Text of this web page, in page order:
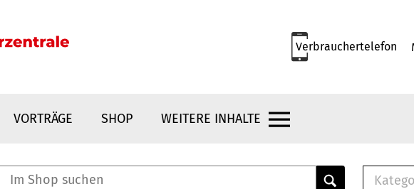
Verbrauchertelefon
VORTRÄGE SHOP WEITERE INHALTE